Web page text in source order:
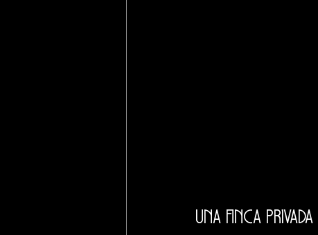
Una finca